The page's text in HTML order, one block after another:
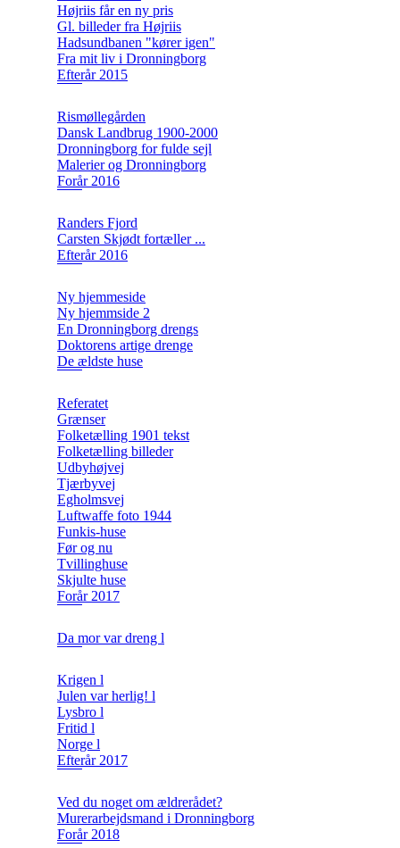
Højriis får en ny pris
Gl. billeder fra Højriis
Hadsundbanen "kører igen"
Fra mit liv i Dronningborg
Efterår 2015
Rismøllegården
Dansk Landbrug 1900-2000
Dronningborg for fulde sejl
Malerier og Dronningborg
Forår 2016
Randers Fjord
Carsten Skjødt fortæller ...
Efterår 2016
Ny hjemmeside
Ny hjemmside 2
En Dronningborg drengs
Doktorens artige drenge
De ældste huse
Referatet
Grænser
Folketælling 1901 tekst
Folketælling billeder
Udbyhøjvej
Tjærbyvej
Egholmsvej
Luftwaffe foto 1944
Funkis-huse
Før og nu
Tvillinghuse
Skjulte huse
Forår 2017
Da mor var dreng l
Krigen l
Julen var herlig! l
Lysbro l
Fritid l
Norge l
Efterår 2017
Ved du noget om ældrerådet?
Murerarbejdsmand i Dronningborg
Forår 2018